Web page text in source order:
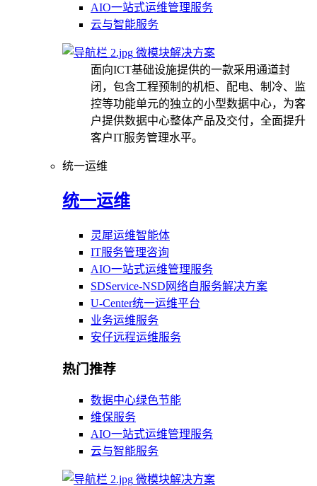
AIO一站式运维管理服务
云与智能服务
微模块解决方案
面向ICT基础设施提供的一款采用通道封
闭，包含工程预制的机柜、配电、制冷、监
控等功能单元的独立的小型数据中心，为客
户提供数据中心整体产品及交付，全面提升
客户IT服务管理水平。
统一运维
统一运维
灵犀运维智能体
IT服务管理咨询
AIO一站式运维管理服务
SDService-NSD网络自服务解决方案
U-Center统一运维平台
业务运维服务
安仔远程运维服务
热门推荐
数据中心绿色节能
维保服务
AIO一站式运维管理服务
云与智能服务
微模块解决方案